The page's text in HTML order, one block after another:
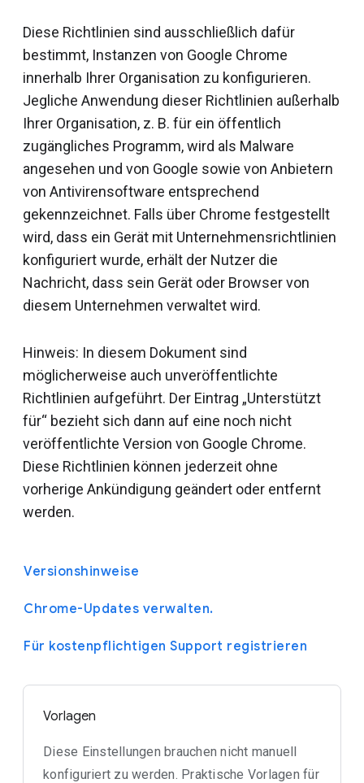
Diese Richtlinien sind ausschließlich dafür
bestimmt, Instanzen von Google Chrome
innerhalb Ihrer Organisation zu konfigurieren.
Jegliche Anwendung dieser Richtlinien außerhalb
Ihrer Organisation, z. B. für ein öffentlich
zugängliches Programm, wird als Malware
angesehen und von Google sowie von Anbietern
von Antivirensoftware entsprechend
gekennzeichnet. Falls über Chrome festgestellt
wird, dass ein Gerät mit Unternehmensrichtlinien
konfiguriert wurde, erhält der Nutzer die
Nachricht, dass sein Gerät oder Browser von
diesem Unternehmen verwaltet wird.
Hinweis: In diesem Dokument sind
möglicherweise auch unveröffentlichte
Richtlinien aufgeführt. Der Eintrag „Unterstützt
für“ bezieht sich dann auf eine noch nicht
veröffentlichte Version von Google Chrome.
Diese Richtlinien können jederzeit ohne
vorherige Ankündigung geändert oder entfernt
werden.
Versionshinweise
Chrome-Updates verwalten.
Für kostenpflichtigen Support registrieren
Vorlagen
Diese Einstellungen brauchen nicht manuell
konfiguriert zu werden. Praktische Vorlagen für